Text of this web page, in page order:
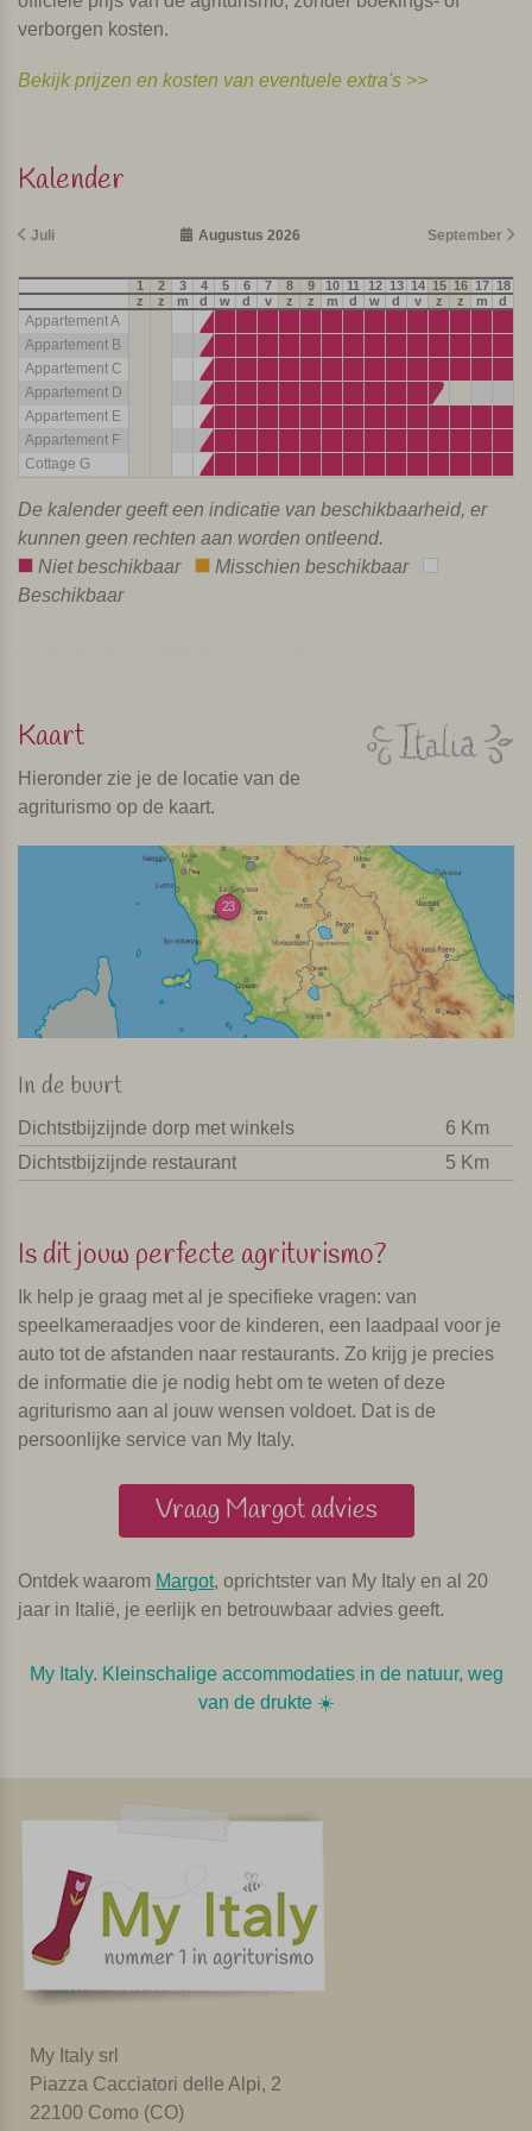
verborgen kosten.
Bekijk prijzen en kosten van eventuele extra's >>
Kalender
Juli Augustus 2026 September
1 2 3 4 5 6 7 8 9 10 11 12 13 14 15 16 17 18
z
z m d w d v z z m d w d v z z m d
Appartement A
Appartement B
Appartement C
Appartement D
Appartement E
Appartement F
Cottage G
De kalender geeft een indicatie van beschikbaarheid, er
kunnen geen rechten aan worden ontleend.
Niet beschikbaar
Misschien beschikbaar
Beschikbaar
Kaart
Hieronder zie je de locatie van de
agriturismo op de kaart.
23
In de buurt
Dichtstbijzijnde dorp met winkels
6 Km
Dichtstbijzijnde restaurant
5 Km
Is dit jouw perfecte agriturismo?
Ik help je graag met al je specifieke vragen: van
speelkameraadjes voor de kinderen, een laadpaal voor je
auto tot de afstanden naar restaurants. Zo krijg je precies
de informatie die je nodig hebt om te weten of deze
agriturismo aan al jouw wensen voldoet. Dat is de
persoonlijke service van My Italy.
Vraag Margot advies
Ontdek waarom Margot, oprichtster van My Italy en al 20
jaar in Italië, je eerlijk en betrouwbaar advies geeft.
My Italy. Kleinschalige accommodaties in de natuur, weg
van de drukte ☀️️
My Italy srl
Piazza Cacciatori delle Alpi, 2
22100 Como (CO)